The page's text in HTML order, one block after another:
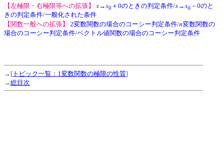
【左極限・右極限等への拡張】 x→x0 ＋0のときの判定条件/x→x0 －0のと
きの判定条件/一般化された条件
【関数一般への拡張】
2変数関数の場合のコーシー判定条件/n変数関数の
場合のコーシー判定条件/ベクトル値関数の場合のコーシー判定条件
→[ トピック一覧：1変数関数の極限の性質]
→総目次